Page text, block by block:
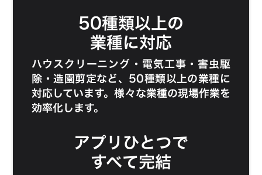
50種類以上の
業種に対応
ハウスクリーニング ・ 電気工事 ・ 害虫駆
除 ・造園剪定など、50種類以上の業種に
対応しています。様々な業種の現場作業を
効率化します。
アプリひとつで
すべて完結